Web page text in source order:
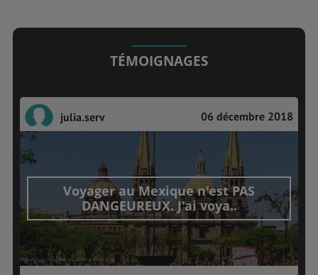
TÉMOIGNAGES
julia.serv 06 décembre 2018
Voyager au Mexique n'est PAS
DANGEUREUX. J'ai voya..